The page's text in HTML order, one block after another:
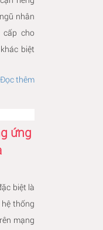
nhân
cấp cho
biệt
Đọc thêm
ứng
biệt là
thống
mạng